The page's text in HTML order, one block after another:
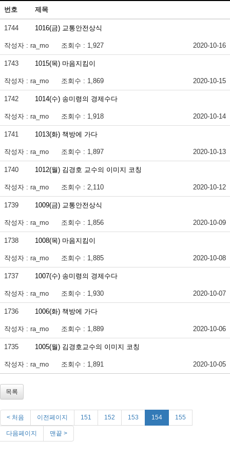
번호 제목
1744 1016(금) 교통안전상식
작성자 : ra_mo 조회수 : 1,927 2020-10-16
1743 1015(목) 마음지킴이
작성자 : ra_mo 조회수 : 1,869 2020-10-15
1742 1014(수) 송미령의 경제수다
작성자 : ra_mo 조회수 : 1,918 2020-10-14
1741 1013(화) 책방에 가다
작성자 : ra_mo 조회수 : 1,897 2020-10-13
1740 1012(월) 김경호 교수의 이미지 코칭
작성자 : ra_mo 조회수 : 2,110 2020-10-12
1739 1009(금) 교통안전상식
작성자 : ra_mo 조회수 : 1,856 2020-10-09
1738 1008(목) 마음지킴이
작성자 : ra_mo 조회수 : 1,885 2020-10-08
1737 1007(수) 송미령의 경제수다
작성자 : ra_mo 조회수 : 1,930 2020-10-07
1736 1006(화) 책방에 가다
작성자 : ra_mo 조회수 : 1,889 2020-10-06
1735 1005(월) 김경호교수의 이미지 코칭
작성자 : ra_mo 조회수 : 1,891 2020-10-05
목록
< 처음 이전페이지 151 152 153 154 155
다음페이지 맨끝 >